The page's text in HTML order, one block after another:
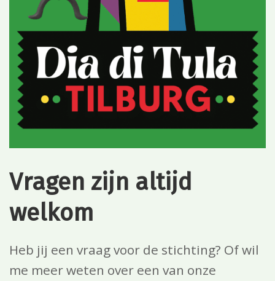
Vragen zijn altijd
welkom
Heb jij een vraag voor de stichting? Of wil
me meer weten over een van onze